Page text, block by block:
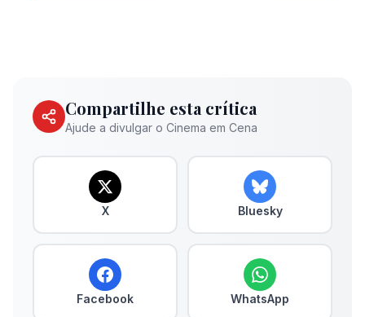
Compartilhe esta crítica
Ajude a divulgar o Cinema em Cena
X Bluesky
Facebook WhatsApp